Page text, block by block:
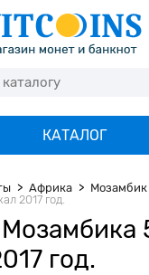
КАТАЛОГ
Африка
Мозамбик
2017 год.
год.